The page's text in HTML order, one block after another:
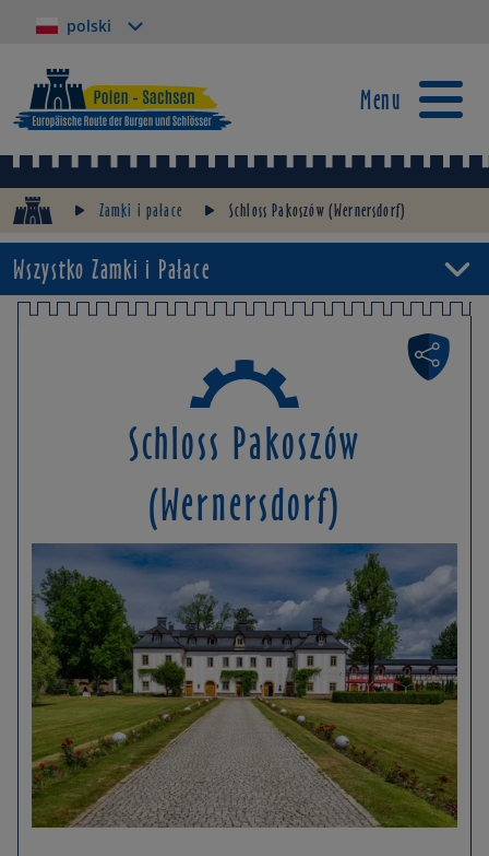
polski
Menu
Zamki i pałace Schloss Pakoszów (Wernersdorf)
Wszystko Zamki i Pałace
Schloss Pakoszów
(Wernersdorf)